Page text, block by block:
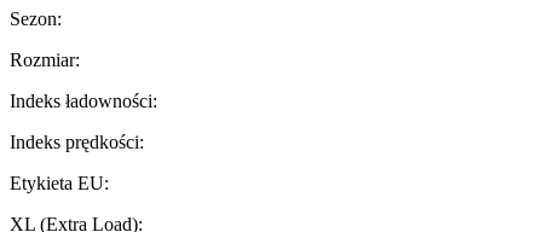
Sezon:
Rozmiar:
Indeks ładowności:
Indeks prędkości:
Etykieta EU:
XL (Extra Load):